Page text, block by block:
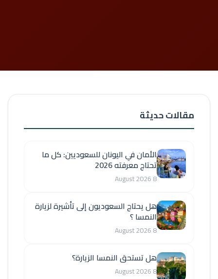
مقالات حديثة
الأمان في اليونان للسعوديين: كل ما
تحتاج معرفته 2026
8 August 2026
هل يحتاج السعوديون إلى تأشيرة لزيارة
النمسا ؟
8 August 2026
هل تستحق النمسا الزيارة؟
8 August 2026